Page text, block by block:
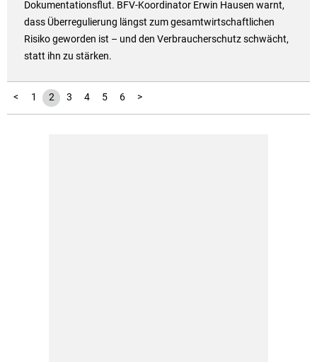
Dokumentationsflut. BFV-Koordinator Erwin Hausen warnt,
dass Überregulierung längst zum gesamtwirtschaftlichen
Risiko geworden ist – und den Verbraucherschutz schwächt,
statt ihn zu stärken.
< 1 2 3 4 5 6 >